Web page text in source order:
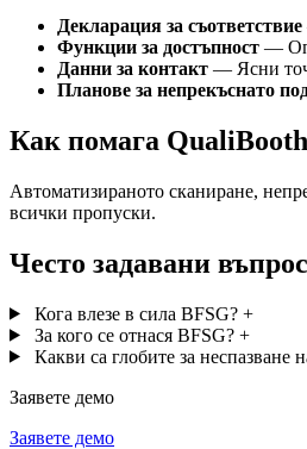
Декларация за съответствие
Функции за достъпност —
Данни за контакт — Ясни
Планове за непрекъснато
Как помага QualiBooth
Автоматизираното сканиране,
всички пропуски.
Често задавани
Кога влезе в сила BFSG? +
За кого се отнася BFSG? +
Какви са глобите за неспазване
Заявете демо
Заявете демо